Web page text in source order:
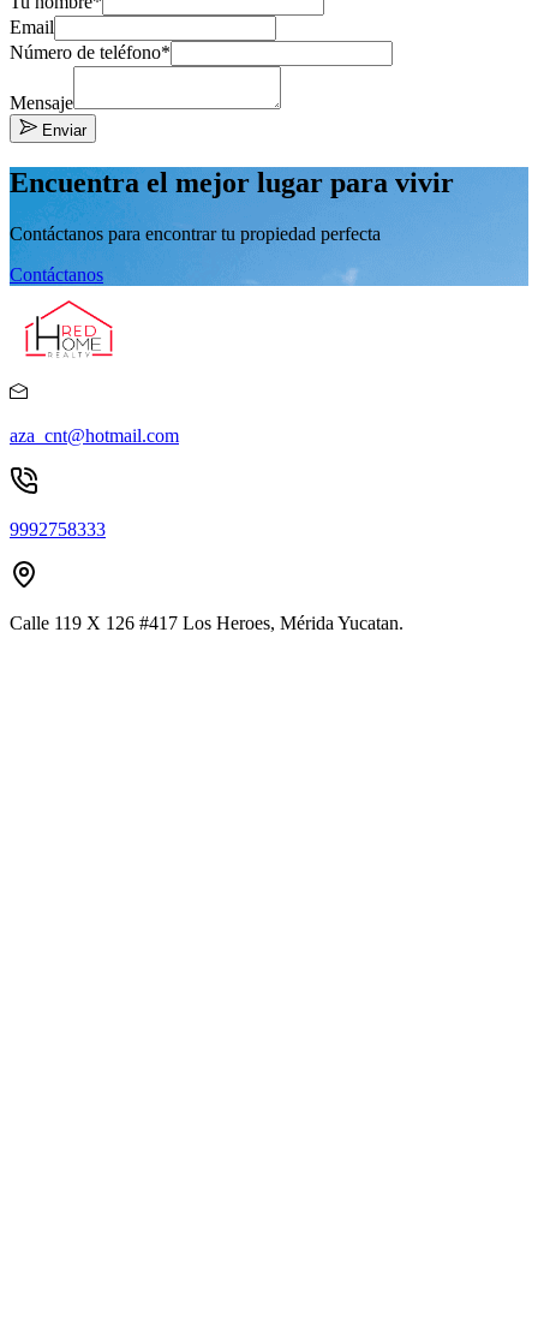
Email
Número de teléfono*
Mensaje
Enviar
Encuentra el mejor lugar para vivir
Contáctanos para encontrar tu propiedad perfecta
Contáctanos
aza_cnt@hotmail.com
9992758333
Calle 119 X 126 #417 Los Heroes, Mérida Yucatan.